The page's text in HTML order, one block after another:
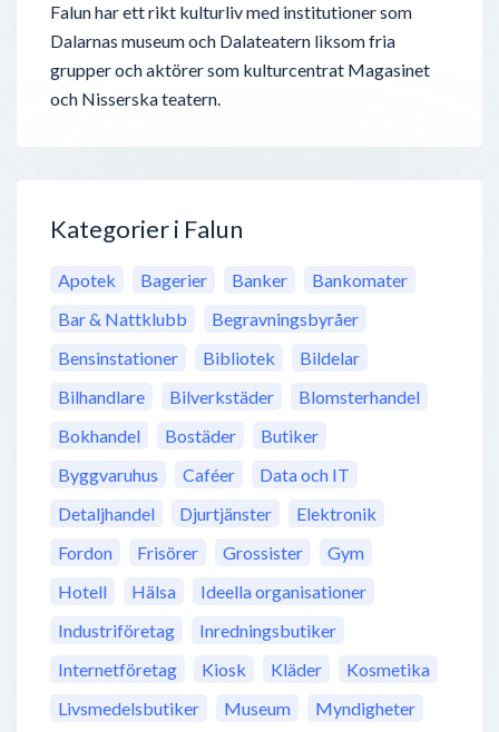
Falun har ett rikt kulturliv med institutioner som
Dalarnas museum och Dalateatern liksom fria
grupper och aktörer som kulturcentrat Magasinet
och Nisserska teatern.
Kategorier i Falun
Apotek Bagerier Banker
Bankomater
Bar & Nattklubb
Begravningsbyråer
Bensinstationer
Bibliotek
Bildelar
Bilhandlare
Bilverkstäder
Blomsterhandel
Bokhandel
Bostäder
Butiker
Byggvaruhus
Caféer
Data och IT
Detaljhandel
Djurtjänster
Elektronik
Fordon
Frisörer Grossister
Gym
Hotell
Hälsa
Ideella organisationer
Industriföretag
Inredningsbutiker
Internetföretag
Kiosk Kläder
Kosmetika
Livsmedelsbutiker
Museum
Myndigheter